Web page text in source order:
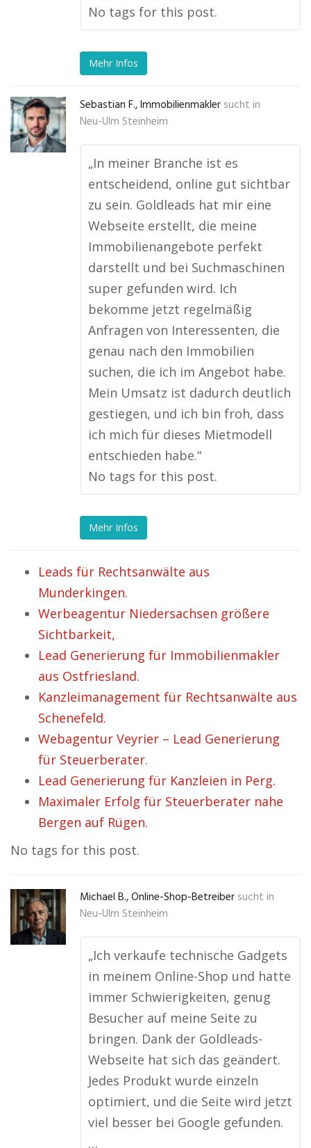
No tags for this post.
Mehr Infos
Sebastian F., Immobilienmakler sucht in
Neu-Ulm Steinheim
„In meiner Branche ist es
entscheidend, online gut sichtbar
zu sein. Goldleads hat mir eine
Webseite erstellt, die meine
Immobilienangebote perfekt
darstellt und bei Suchmaschinen
super gefunden wird. Ich
bekomme jetzt regelmäßig
Anfragen von Interessenten, die
genau nach den Immobilien
suchen, die ich im Angebot habe.
Mein Umsatz ist dadurch deutlich
gestiegen, und ich bin froh, dass
ich mich für dieses Mietmodell
entschieden habe.“
No tags for this post.
Mehr Infos
Leads für Rechtsanwälte aus
Munderkingen.
Werbeagentur Niedersachsen größere
Sichtbarkeit,
Lead Generierung für Immobilienmakler
aus Ostfriesland.
Kanzleimanagement für Rechtsanwälte aus
Schenefeld.
Webagentur Veyrier – Lead Generierung
für Steuerberater.
Lead Generierung für Kanzleien in Perg.
Maximaler Erfolg für Steuerberater nahe
Bergen auf Rügen.
No tags for this post.
Michael B., Online-Shop-Betreiber sucht in
Neu-Ulm Steinheim
„Ich verkaufe technische Gadgets
in meinem Online-Shop und hatte
immer Schwierigkeiten, genug
Besucher auf meine Seite zu
bringen. Dank der Goldleads-
Webseite hat sich das geändert.
Jedes Produkt wurde einzeln
optimiert, und die Seite wird jetzt
viel besser bei Google gefunden.
…